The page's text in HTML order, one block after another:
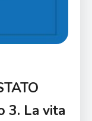
3. La vita